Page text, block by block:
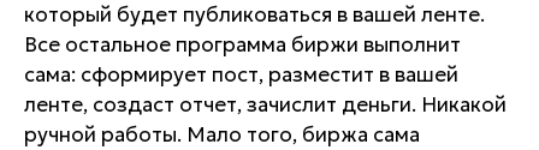
который будет публиковаться в вашей ленте.
Все остальное программа биржи выполнит
сама: сформирует пост, разместит в вашей
ленте, создаст отчет, зачислит деньги. Никакой
ручной работы. Мало того, биржа сама